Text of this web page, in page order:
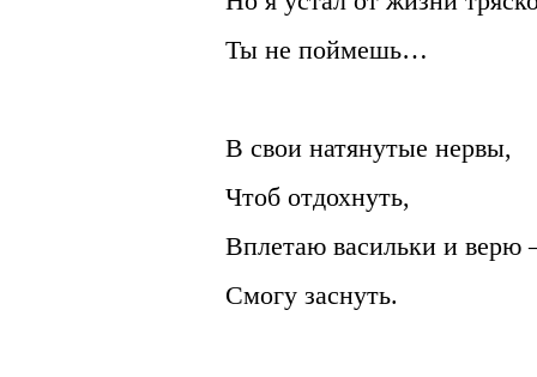
Ты не поймешь…
В свои натянутые нервы,
Чтоб отдохнуть,
Вплетаю васильки и
Смогу заснуть.